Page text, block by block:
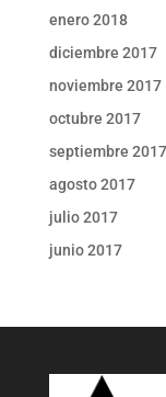
enero 2018
diciembre 2017
noviembre 2017
octubre 2017
septiembre 2017
agosto 2017
julio 2017
junio 2017